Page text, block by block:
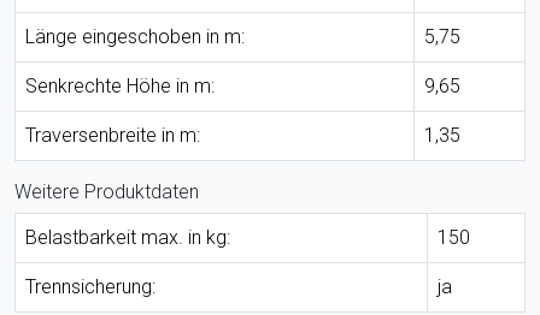
Länge eingeschoben in m: 5,75
Senkrechte Höhe in m: 9,65
Traversenbreite in m: 1,35
Weitere Produktdaten
Belastbarkeit max. in kg:
150
Trennsicherung: ja